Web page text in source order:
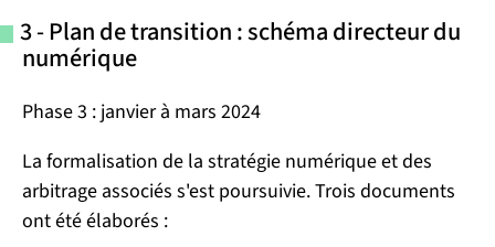
3 - Plan de transition : schéma directeur du
numérique
Phase 3 : janvier à mars 2024
La formalisation de la stratégie numérique et des
arbitrage associés s'est poursuivie. Trois documents
ont été élaborés :